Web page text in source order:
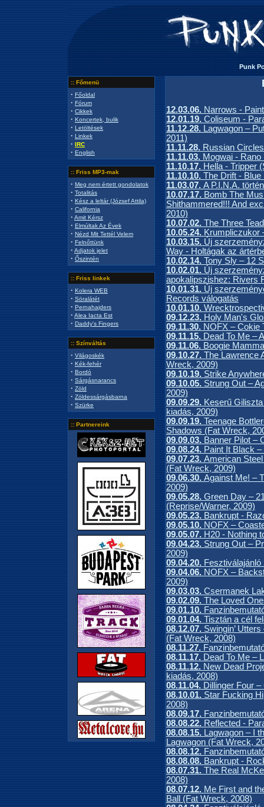
Punk
:: Főmenü
· Főoldal
· Fórum
· Cikkek
· Koncertek, bulik
· Letöltések
· Linkek
· IRC
· English
:: Friss MP3-mak
· Meg nem értett gondolatok
· Totalitás
· Kész a leltár (József Attila)
· California
· Amit Kérsz
· Elmúltak Az Évek
· Nézd Mit Tettél Velem
· Felnőttünk
· Adjatok jelet
· Őszintén
:: Friss linkek
· Kolera WEB
· Söralátét
· Pernahajders
· Alea Iacta Est
· Daddy's Fingers
:: Színváltás
· Világoskék
· Kék-fehér
· Bordó
· Sárgásnarancs
· Zöld
· Zöldessárgásbarna
· Szürke
:: Partnereink
12.03.06. Narrows -
12.01.19. Coliseum -
11.12.28. Lagwagon –
2011)
11.11.28. Russian
11.11.03. Mogwai -
11.10.17. Hella - Tripper
11.10.10. The Drift - Blue
11.03.07. A P.I.N.A.
10.07.17. Bomb The
Shithammered!!! And
2010)
10.07.02. The Three
10.05.24. Krumpliczukor
10.03.15. Új
Way - Holtágak az
10.02.14. Tony Sly – 12
10.02.01. Új
apokalipszishez: Rivers
10.01.31. Új
Records válogatás
10.01.10.
09.12.23. Holy Man's
09.11.30. NOFX – Cokie
09.11.15. Dead To Me –
09.11.06. Boogie
09.10.27. The Lawrence
Wreck, 2009)
09.10.19. Strike
09.10.05. Strung Out –
2009)
09.09.29. Keserű
kiadás, 2009)
09.09.19. Teenage
Shadows (Fat Wreck,
09.09.03. Banner Pilot –
09.08.24. Paint It Black
09.07.23. American
(Fat Wreck, 2009)
09.06.30. Against Me! –
2009)
09.05.28. Green Day –
(Reprise/Warner, 2009)
09.05.23. Bankrupt -
09.05.10. NOFX –
09.05.07. H20 - Nothing
09.04.23. Strung Out –
2009)
09.04.20. Fesztiválajánló
09.04.06. NOFX –
2009)
09.03.03. Csermanek
09.02.09. The Loved
09.01.10.
09.01.04. Tisztán a cél
08.12.07. Swingin’
(Fat Wreck, 2008)
08.11.27.
08.11.17. Dead To Me –
08.11.12. New Dead
kiadás, 2008)
08.11.04. Dillinger Four
08.10.01. Star Fucking
2008)
08.09.17.
08.08.22. Reflected -
08.08.15. Lagwagon – I
Lagwagon (Fat Wreck,
08.08.12.
08.08.08. Bankrupt -
08.07.31. The Real
2008)
08.07.12. Me First and
Ball (Fat Wreck, 2008)